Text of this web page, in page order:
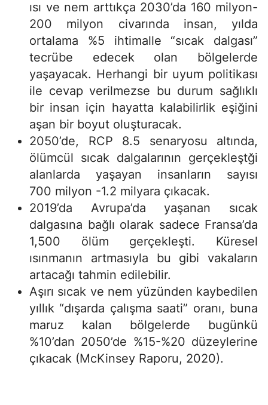
ısı ve nem arttıkça 2030’da 160 milyon-
200 milyon civarında insan, yılda
ortalama %5 ihtimalle “sıcak dalgası”
tecrübe edecek olan bölgelerde
yaşayacak. Herhangi bir uyum politikası
ile cevap verilmezse bu durum sağlıklı
bir insan için hayatta kalabilirlik eşiğini
aşan bir boyut oluşturacak.
2050’de, RCP 8.5 senaryosu altında,
ölümcül sıcak dalgalarının gerçekleştği
alanlarda yaşayan insanların sayısı
700 milyon -1.2 milyara çıkacak.
2019’da Avrupa’da yaşanan sıcak
dalgasına bağlı olarak sadece Fransa’da
1,500 ölüm gerçekleşti. Küresel
ısınmanın artmasıyla bu gibi vakaların
artacağı tahmin edilebilir.
Aşırı sıcak ve nem yüzünden kaybedilen
yıllık “dışarda çalışma saati” oranı, buna
maruz kalan bölgelerde bugünkü
%10’dan 2050’de %15-%20 düzeylerine
çıkacak (McKinsey Raporu, 2020).